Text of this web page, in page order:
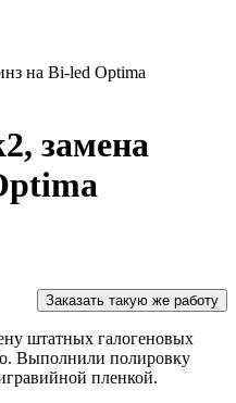
на Bi-led Optima
замена
Заказать такую же работу
штатных галогеновых
Выполнили полировку
пленкой.